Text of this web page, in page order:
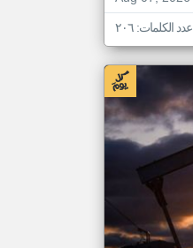
عدد الكلمات: ٢٠٦